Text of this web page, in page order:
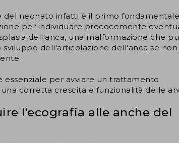
del neonato infatti è il primo fondamentale
per individuare precocemente
dell'anca, una malformazione che
dell'articolazione dell'anca se non
essenziale per avviare un trattamento
corretta crescita e funzionalità delle
l’ecografia alle anche del